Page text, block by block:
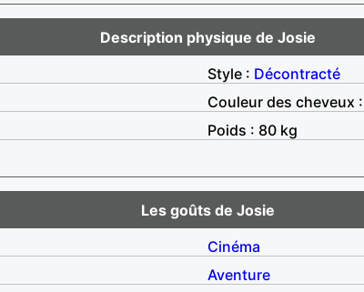
Description physique de Josie
Style : Décontracté
Couleur des cheveux :
Poids : 80 kg
Les goûts de Josie
Cinéma
Aventure